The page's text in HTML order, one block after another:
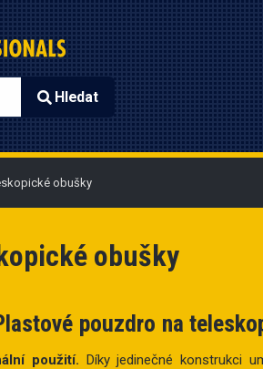
results.
Hledat
obušky
obušky
pouzdro na
použití. Díky jedinečné konstrukci